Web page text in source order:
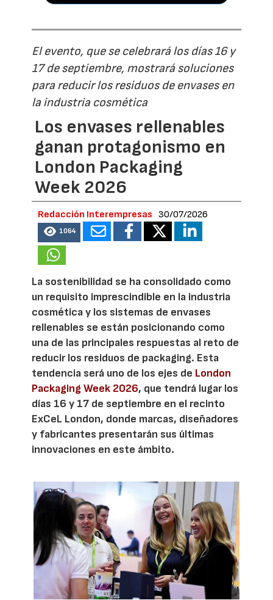
El evento, que se celebrará los días 16 y
17 de septiembre, mostrará soluciones
para reducir los residuos de envases en
la industria cosmética
Los envases rellenables
ganan protagonismo en
London Packaging
Week 2026
Redacción Interempresas 30/07/2026
1064
La sostenibilidad se ha consolidado como
un requisito imprescindible en la industria
cosmética y los sistemas de envases
rellenables se están posicionando como
una de las principales respuestas al reto de
reducir los residuos de packaging. Esta
tendencia será uno de los ejes de London
Packaging Week 2026, que tendrá lugar los
días 16 y 17 de septiembre en el recinto
ExCeL London, donde marcas, diseñadores
y fabricantes presentarán sus últimas
innovaciones en este ámbito.